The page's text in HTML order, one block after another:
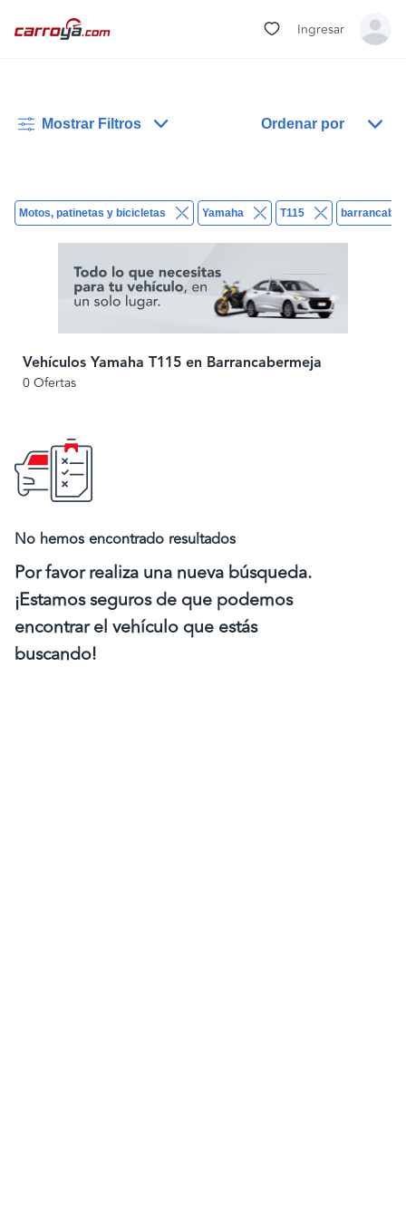
Ingresar
Mostrar Filtros Ordenar por
Motos, patinetas y bicicletas Yamaha T115
Vehículos Yamaha T115 en Barrancabermeja
0 Ofertas
No hemos encontrado resultados
Por favor realiza una nueva búsqueda.
¡Estamos seguros de que podemos
encontrar el vehículo que estás
buscando!